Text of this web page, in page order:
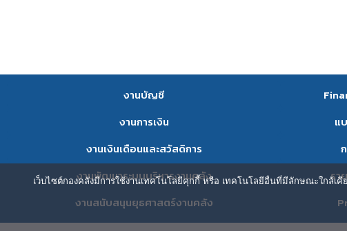
งานบัญชี
งานการเงิน
งานเงินเดือนและสวัสดิการ
งานพัฒนาระบบบริหารงานคลัง
งานสนับสนุนยุธศาสตร์งานคลัง
แ
รา
เว็บไซต์กองคลังมีการใช้งานเทคโนโลยีคุกกี้ หรือ เทคโนโลยีอื่นที่มีลักษณะใกล้เ